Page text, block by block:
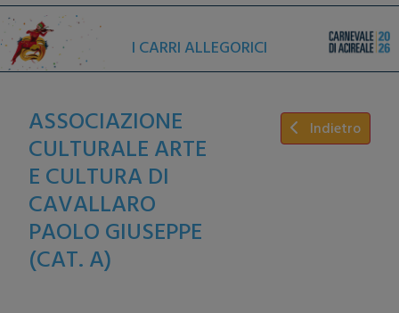
I CARRI ALLEGORICI
ASSOCIAZIONE
CULTURALE ARTE
E CULTURA DI
CAVALLARO
PAOLO GIUSEPPE
(CAT. A)
Indietro